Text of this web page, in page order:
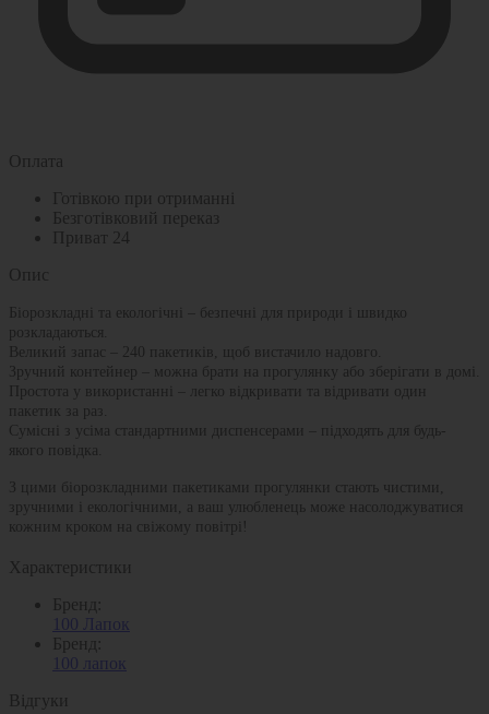
Оплата
Готівкою при отриманні
Безготівковий переказ
Приват 24
Опис
Біорозкладні та екологічні – безпечні для природи і швидко
розкладаються.
Великий запас – 240 пакетиків, щоб вистачило надовго.
Зручний контейнер – можна брати на прогулянку або зберігати в домі.
Простота у використанні – легко відкривати та відривати один
пакетик за раз.
Сумісні з усіма стандартними диспенсерами – підходять для будь-
якого повідка.
З цими біорозкладними пакетиками прогулянки стають чистими,
зручними і екологічними, а ваш улюбленець може насолоджуватися
кожним кроком на свіжому повітрі!
Характеристики
Бренд:
100 Лапок
Бренд:
100 лапок
Відгуки